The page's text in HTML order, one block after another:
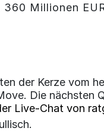
Millionen
der Kerze vom
Die nächsten
Live-Chat von